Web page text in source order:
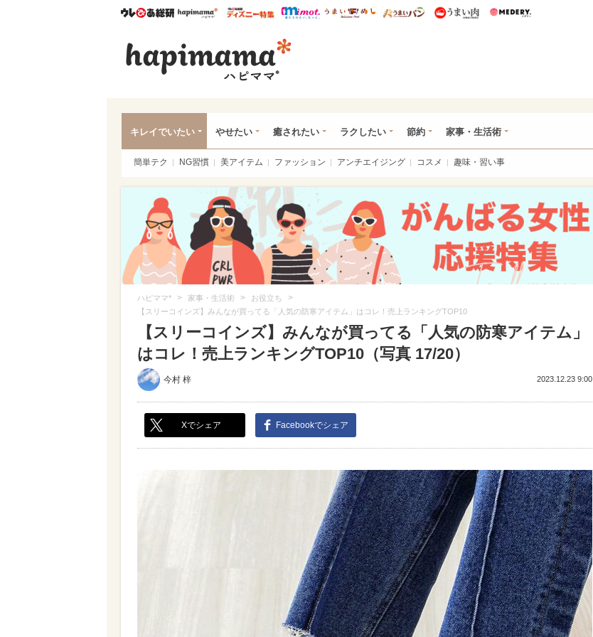
ウレぴあ総研ハピママ* ウレぴあ総研 ディズニー特集
mimot. うまいめし うまいパン うまい肉
キレイでいたい やせたい 癒されたい ラクしたい 節約 家事・生活術
簡単テク NG習慣 美アイテム ファッション アンチエイジング コスメ 趣味・習い事
ハピママ* > 家事・生活術 > お役立ち >
【スリーコインズ】みんなが買ってる「人気の防寒アイテム」はコレ！売上ランキングTOP10
【スリーコインズ】みんなが買ってる「人気の防寒アイテム」
はコレ！売上ランキングTOP10（写真 17/20）
今村 梓 2023.12.23 9:00
Xでシェア Facebookでシェア